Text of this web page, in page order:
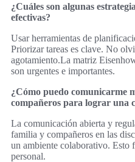
¿Cuáles son algunas
efectivas?
Usar herramientas de
Priorizar tareas es clave. No
agotamiento.La matriz
son urgentes e importantes.
¿Cómo puedo comunicarme
compañeros para lograr una
La comunicación abierta y
familia y compañeros en las
un ambiente colaborativo.
personal.